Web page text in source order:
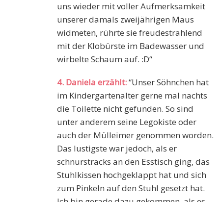
uns wieder mit voller Aufmerksamkeit
unserer damals zweijährigen Maus
widmeten, rührte sie freudestrahlend
mit der Klobürste im Badewasser und
wirbelte Schaum auf. :D“
4. Daniela erzählt:“Unser Söhnchen hat
im Kindergartenalter gerne mal nachts
die Toilette nicht gefunden. So sind
unter anderem seine Legokiste oder
auch der Mülleimer genommen worden.
Das lustigste war jedoch, als er
schnurstracks an den Esstisch ging, das
Stuhlkissen hochgeklappt hat und sich
zum Pinkeln auf den Stuhl gesetzt hat.